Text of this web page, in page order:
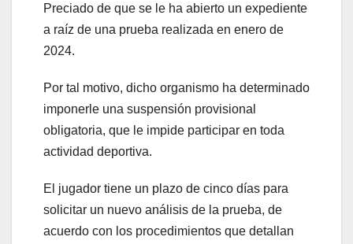
Preciado de que se le ha abierto un expediente
a raíz de una prueba realizada en enero de
2024.
Por tal motivo, dicho organismo ha determinado
imponerle una suspensión provisional
obligatoria, que le impide participar en toda
actividad deportiva.
El jugador tiene un plazo de cinco días para
solicitar un nuevo análisis de la prueba, de
acuerdo con los procedimientos que detallan